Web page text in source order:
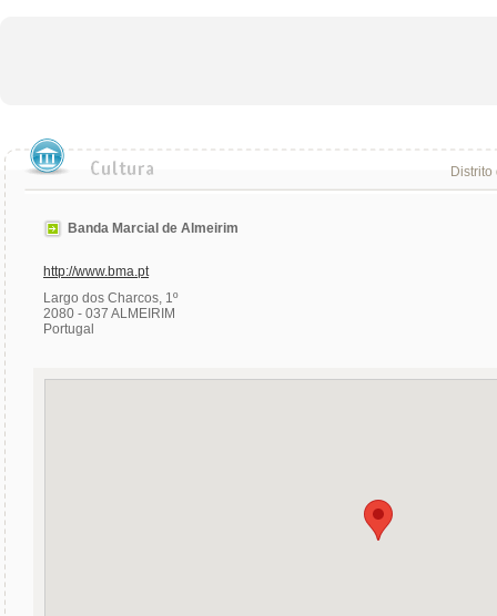
Distrito
Banda Marcial de Almeirim
http://www.bma.pt
Largo dos Charcos, 1º
2080 - 037 ALMEIRIM
Portugal